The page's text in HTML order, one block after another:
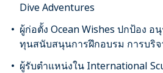
Dive Adventures
ผู้ก่อตั้ง Ocean Wishes ปกป้อง
ทุนสนับสนุนการฝึกอบรม การบริ
ผู้รับตำแหน่งใน International